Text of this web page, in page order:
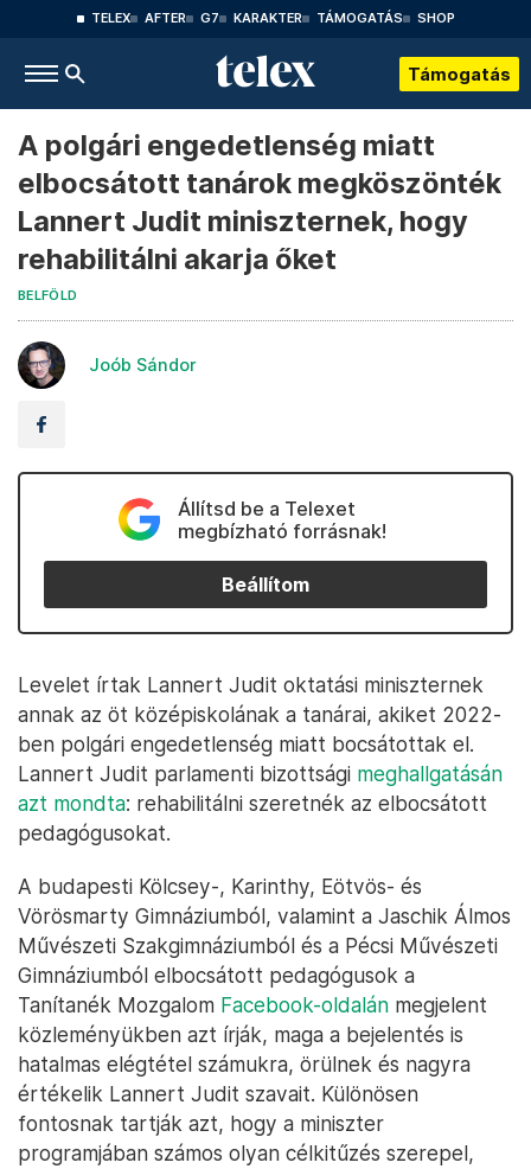
TELEX AFTER G7 KARAKTER TÁMOGATÁS SHOP
Támogatás
A polgári engedetlenség miatt
elbocsátott tanárok megköszönték
Lannert Judit miniszternek, hogy
rehabilitálni akarja őket
BELFÖLD
Joób Sándor
Állítsd be a Telexet
megbízható forrásnak!
Beállítom
Levelet írtak Lannert Judit oktatási miniszternek
annak az öt középiskolának a tanárai, akiket 2022-
ben polgári engedetlenség miatt bocsátottak el.
Lannert Judit parlamenti bizottsági meghallgatásán
azt mondta: rehabilitálni szeretnék az elbocsátott
pedagógusokat.
A budapesti Kölcsey-, Karinthy, Eötvös- és
Vörösmarty Gimnáziumból, valamint a Jaschik Álmos
Művészeti Szakgimnáziumból és a Pécsi Művészeti
Gimnáziumból elbocsátott pedagógusok a
Tanítanék Mozgalom Facebook-oldalán megjelent
közleményükben azt írják, maga a bejelentés is
hatalmas elégtétel számukra, örülnek és nagyra
értékelik Lannert Judit szavait. Különösen
fontosnak tartják azt, hogy a miniszter
programjában számos olyan célkitűzés szerepel,